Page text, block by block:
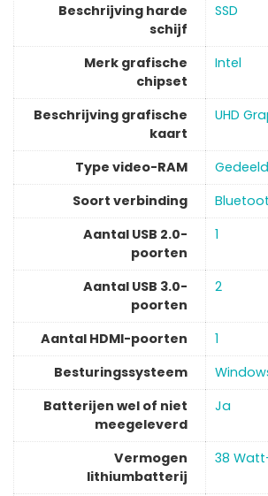
Beschrijving harde
schijf
‎SSD
Merk grafische
chipset
‎Intel
Beschrijving grafische
kaart
‎UHD
Type video-RAM
‎Gedeeld
Soort verbinding
Aantal USB 2.0-
poorten
‎1
Aantal USB 3.0-
poorten
‎2
Aantal HDMI-poorten
‎1
Besturingssysteem
Batterijen wel of niet
meegeleverd
‎Ja
Vermogen
lithiumbatterij
‎38